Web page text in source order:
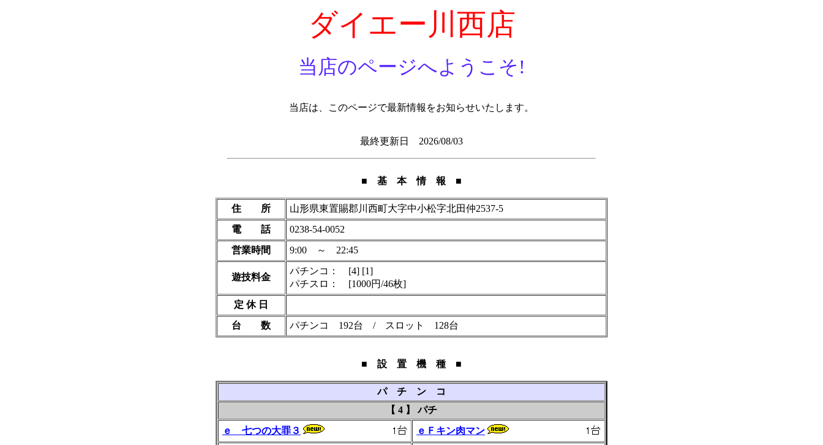
ダイエー川西店
当店のページへようこそ!
当店は、このページで最新情報をお知らせいたします。
最終更新日 2026/08/03
■ 基 本 情 報 ■
住 所
山形県東置賜郡川西町大字中小松字北田仲2537-5
電 話
0238-54-0052
営業時間
9:00 ～ 22:45
遊技料金
パチンコ： [4] [1]
パチスロ： [1000円/46枚]
定 休 日
台 数
パチンコ 192台 / スロット 128台
■ 設 置 機 種 ■
パ チ ン コ
【 4 】 パチ
ｅ 七つの大罪３
ｅＦキン肉マン